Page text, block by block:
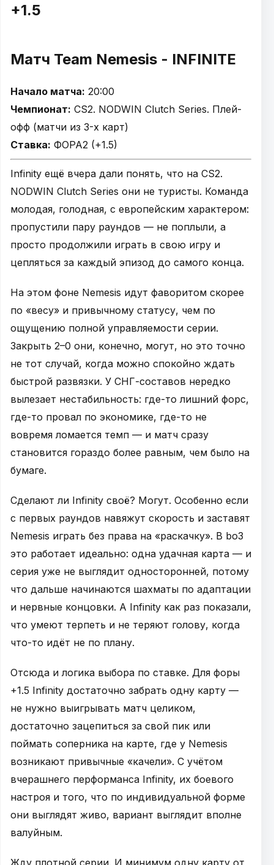
+1.5
Матч Team Nemesis - INFINITE
Начало матча: 20:00
Чемпионат: CS2. NODWIN Clutch Series. Плей-
офф (матчи из 3-х карт)
Ставка: ФОРА2 (+1.5)
Infinity ещё вчера дали понять, что на CS2.
NODWIN Clutch Series они не туристы. Команда
молодая, голодная, с европейским характером:
пропустили пару раундов — не поплыли, а
просто продолжили играть в свою игру и
цепляться за каждый эпизод до самого конца.
На этом фоне Nemesis идут фаворитом скорее
по «весу» и привычному статусу, чем по
ощущению полной управляемости серии.
Закрыть 2–0 они, конечно, могут, но это точно
не тот случай, когда можно спокойно ждать
быстрой развязки. У СНГ-составов нередко
вылезает нестабильность: где-то лишний форс,
где-то провал по экономике, где-то не
вовремя ломается темп — и матч сразу
становится гораздо более равным, чем было на
бумаге.
Сделают ли Infinity своё? Могут. Особенно если
с первых раундов навяжут скорость и заставят
Nemesis играть без права на «раскачку». В bo3
это работает идеально: одна удачная карта — и
серия уже не выглядит односторонней, потому
что дальше начинаются шахматы по адаптации
и нервные концовки. А Infinity как раз показали,
что умеют терпеть и не теряют голову, когда
что-то идёт не по плану.
Отсюда и логика выбора по ставке. Для форы
+1.5 Infinity достаточно забрать одну карту —
не нужно выигрывать матч целиком,
достаточно зацепиться за свой пик или
поймать соперника на карте, где у Nemesis
возникают привычные «качели». С учётом
вчерашнего перформанса Infinity, их боевого
настроя и того, что по индивидуальной форме
они выглядят живо, вариант выглядит вполне
валуйным.
Жду плотной серии. И минимум одну карту от